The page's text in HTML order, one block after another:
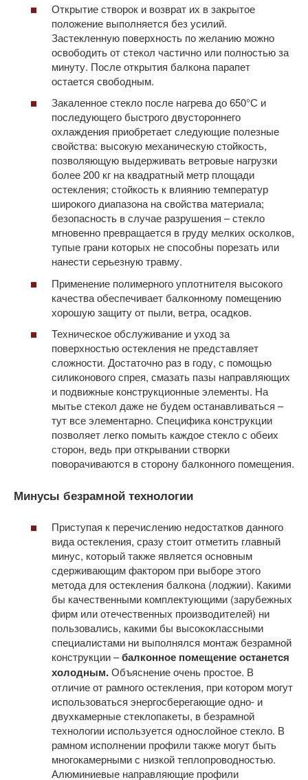
Открытие створок и возврат их в закрытое
положение выполняется без усилий.
Застекленную поверхность по желанию можно
освободить от стекол частично или полностью за
минуту. После открытия балкона парапет
остается свободным.
Закаленное стекло после нагрева до 650°С и
последующего быстрого двустороннего
охлаждения приобретает следующие полезные
свойства: высокую механическую стойкость,
позволяющую выдерживать ветровые нагрузки
более 200 кг на квадратный метр площади
остекления; стойкость к влиянию температур
широкого диапазона на свойства материала;
безопасность в случае разрушения – стекло
мгновенно превращается в груду мелких осколков,
тупые грани которых не способны порезать или
нанести серьезную травму.
Применение полимерного уплотнителя высокого
качества обеспечивает балконному помещению
хорошую защиту от пыли, ветра, осадков.
Техническое обслуживание и уход за
поверхностью остекления не представляет
сложности. Достаточно раз в году, с помощью
силиконового спрея, смазать пазы направляющих
и подвижные конструкционные элементы. На
мытье стекол даже не будем останавливаться –
тут все элементарно. Специфика конструкции
позволяет легко помыть каждое стекло с обеих
сторон, ведь при открывании створки
поворачиваются в сторону балконного помещения.
Минусы безрамной технологии
Приступая к перечислению недостатков данного
вида остекления, сразу стоит отметить главный
минус, который также является основным
сдерживающим фактором при выборе этого
метода для остекления балкона (лоджии). Какими
бы качественными комплектующими (зарубежных
фирм или отечественных производителей) ни
пользовались, какими бы высококлассными
специалистами ни выполнялся монтаж безрамной
конструкции –балконное помещение останется
холодным.Объяснение очень простое. В
отличие от рамного остекления, при котором могут
использоваться энергосберегающие одно- и
двухкамерные стеклопакеты, в безрамной
технологии используется однослойное стекло. В
рамном исполнении профили также могут быть
многокамерными с низкой теплопроводностью.
Алюминиевые направляющие профили